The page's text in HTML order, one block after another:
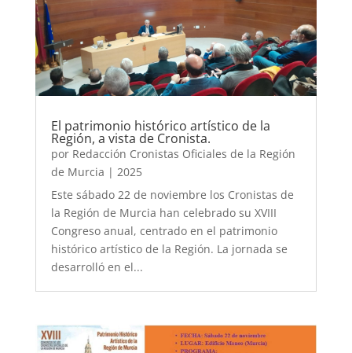
El patrimonio histórico artístico de la
Región, a vista de Cronista.
por Redacción Cronistas Oficiales de la Región
de Murcia | 2025
Este sábado 22 de noviembre los Cronistas de
la Región de Murcia han celebrado su XVIII
Congreso anual, centrado en el patrimonio
histórico artístico de la Región. La jornada se
desarrolló en el...